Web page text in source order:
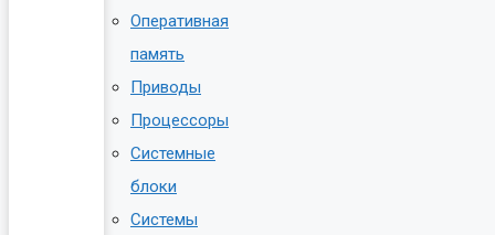
Оперативная
память
Приводы
Процессоры
Системные
блоки
Системы